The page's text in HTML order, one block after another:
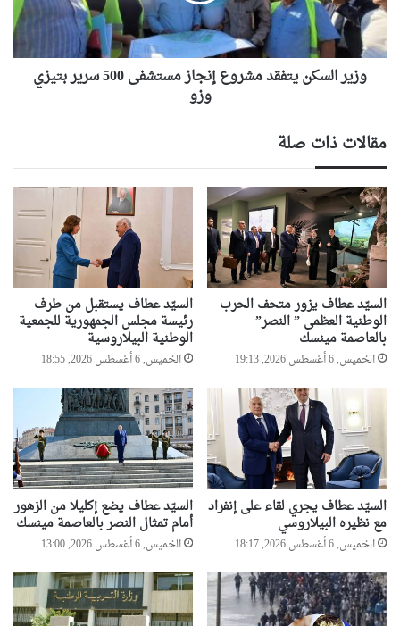
500
سرير
بتيزي
وزير السكن يتفقد مشروع إنجاز مستشفى 500 سرير بتيزي
وزو
مقالات ذات صلة
السيّد عطاف يزور متحف الحرب
الوطنية العظمى ” النصر”
بالعاصمة مينسك
الخميس, 6 أغسطس 2026, 19:13
السيّد عطاف يستقبل من طرف
رئيسة مجلس الجمهورية للجمعية
الوطنية البيلاروسية
الخميس, 6 أغسطس 2026, 18:55
السيّد عطاف يجري لقاء على إنفراد
مع نظيره البيلاروسي
الخميس, 6 أغسطس 2026, 18:17
السيّد عطاف يضع إكليلا من الزهور
أمام تمثال النصر بالعاصمة مينسك
الخميس, 6 أغسطس 2026, 13:00